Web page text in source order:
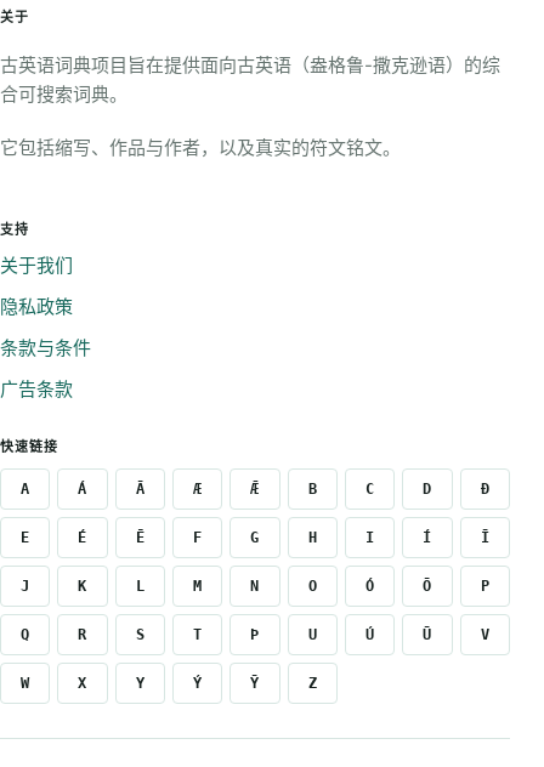
关于
古英语词典项目旨在提供面向古英语（盎格鲁-撒克逊语）的综
合可搜索词典。
它包括缩写、作品与作者，以及真实的符文铭文。
支持
关于我们
隐私政策
条款与条件
广告条款
快速链接
A Á Ā Æ Ǣ B C D Ð
E É Ē F G H I Í Ī
J K L M N O Ó Ō P
Q R S T Þ U Ú Ū V
W X Y Ý Ȳ Z